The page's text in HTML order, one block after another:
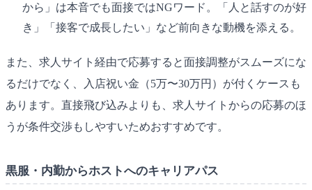
から」は本音でも面接ではNGワード。「人と話すのが好
き」「接客で成長したい」など前向きな動機を添える。
また、求人サイト経由で応募すると面接調整がスムーズにな
るだけでなく、入店祝い金（5万〜30万円）が付くケースも
あります。直接飛び込みよりも、求人サイトからの応募のほ
うが条件交渉もしやすいためおすすめです。
黒服・内勤からホストへのキャリアパス